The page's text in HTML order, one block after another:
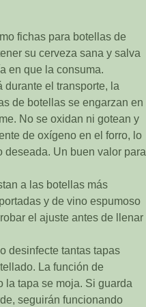
fichas para botellas de
su cerveza sana y salva
en que la consuma.
durante el transporte, la
de botellas se engarzan en
No se oxidan ni gotean y
de oxígeno en el forro, lo
Un buen valor para
a las botellas más
y de vino espumoso
el ajuste antes de llenar
desinfecte tantas tapas
La función de
la tapa se moja. Si guarda
seguirán funcionando